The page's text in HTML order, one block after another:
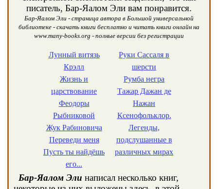
писатель, Бар-Яалом Эли вам понравится.
Бар-Яалом Эли - страница автора в Большой универсальной
библиотеке - скачать книги бесплатно и читать книги онлайн на
www.many-books.org - полные версии без регистрации
Лунный витязь
Крэлл
Жизнь и
царствование
Феодоры
Рыбниковой
Жук Рабиновича
Переведи меня
Пусть ты найдёшь
его...
Руки Сассаля в
шерсти
Румба негра
Тажар Дажан де
Нажан
Ксенофольклор.
Легенды,
подслушанные в
различных мирах
Бар-Яалом Эли написал несколько книг,